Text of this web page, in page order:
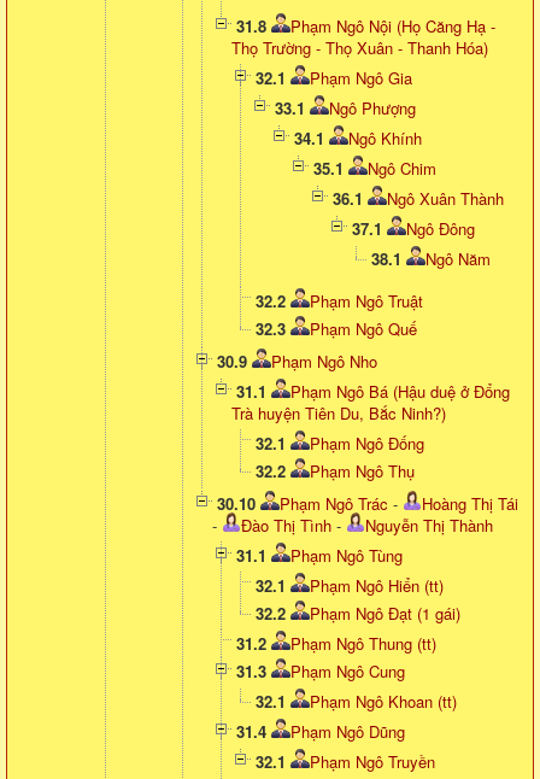
31.8
Phạm Ngô Nội (Họ Căng Hạ -
Thọ Trường - Thọ Xuân - Thanh Hóa)
32.1
Phạm Ngô Gia
33.1
Ngô Phượng
34.1
Ngô Khính
35.1
Ngô Chim
36.1
Ngô Xuân Thành
37.1
Ngô Đông
38.1
Ngô Năm
32.2
Phạm Ngô Truật
32.3
Phạm Ngô Quế
30.9
Phạm Ngô Nho
31.1
Phạm Ngô Bá (Hậu duệ ở Đổng
Trà huyện Tiên Du, Bắc Ninh?)
32.1
Phạm Ngô Đống
32.2
Phạm Ngô Thụ
30.10
Phạm Ngô Trác -
Hoàng Thị Tái
-
Đào Thị Tình -
Nguyễn Thị Thành
31.1
Phạm Ngô Tùng
32.1
Phạm Ngô Hiển (tt)
32.2
Phạm Ngô Đạt (1 gái)
31.2
Phạm Ngô Thung (tt)
31.3
Phạm Ngô Cung
32.1
Phạm Ngô Khoan (tt)
31.4
Phạm Ngô Dũng
32.1
Phạm Ngô Truyền